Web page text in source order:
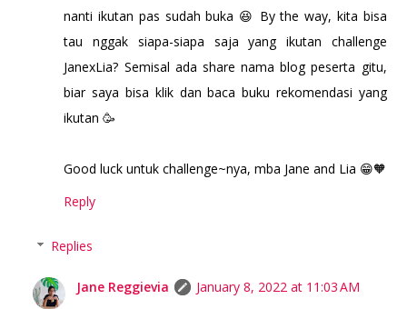
nanti ikutan pas sudah buka 😆 By the way, kita bisa
tau nggak siapa-siapa saja yang ikutan challenge
JanexLia? Semisal ada share nama blog peserta gitu,
biar saya bisa klik dan baca buku rekomendasi yang
ikutan 🥳
Good luck untuk challenge~nya, mba Jane and Lia 😁🧡
Reply
Replies
Jane Reggievia
January 8, 2022 at 11:03 AM